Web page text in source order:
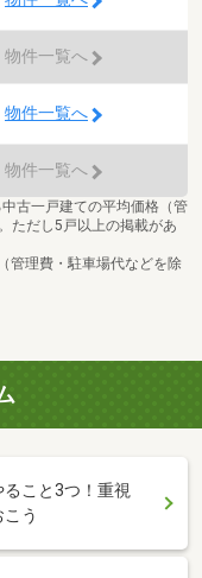
物件一覧へ
物件一覧へ
物件一覧へ
古一戸建ての平均価格（管
ただし5戸以上の掲載があ
管理費・駐車場代などを除
こと3つ！重視
う